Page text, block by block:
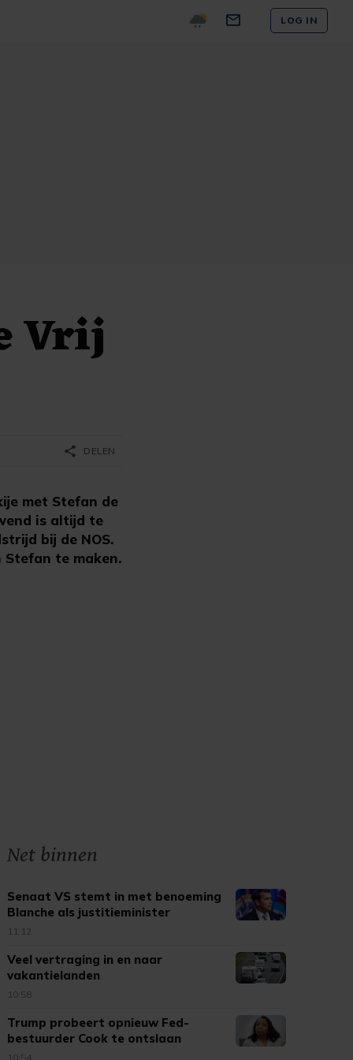
LOG IN
Vrij
met Stefan de
is altijd te
bij de NOS.
Stefan te maken.
share DELEN
Net binnen
Senaat VS stemt in met benoeming
Blanche als justitieminister
11:12
Veel vertraging in en naar
vakantielanden
10:58
Trump probeert opnieuw Fed-
bestuurder Cook te ontslaan
10:54